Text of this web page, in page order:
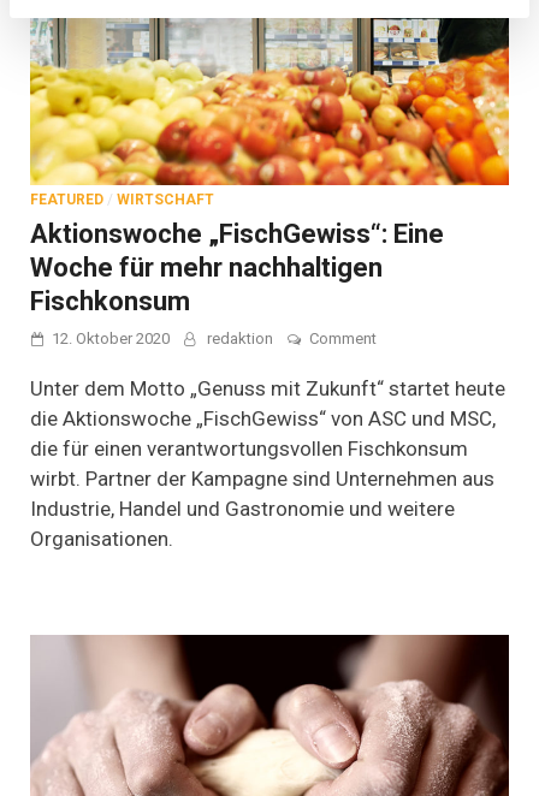
FEATURED / WIRTSCHAFT
Aktionswoche „FischGewiss“: Eine
Woche für mehr nachhaltigen
Fischkonsum
12. Oktober 2020 redaktion Commenton
„FischGewiss“:
Eine
Woche
für
nachhaltigen
Fischkonsum
Unter dem Motto „Genuss mit Zukunft“ startet heute
die Aktionswoche „FischGewiss“ von ASC und MSC,
die für einen verantwortungsvollen Fischkonsum
wirbt. Partner der Kampagne sind Unternehmen aus
Industrie, Handel und Gastronomie und weitere
Organisationen.